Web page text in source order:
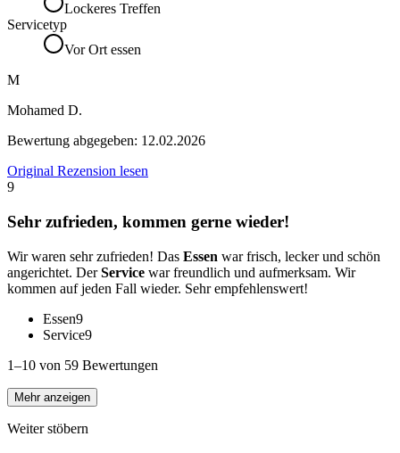
Lockeres Treffen
Servicetyp
Vor Ort essen
M
Mohamed D.
Bewertung abgegeben: 12.02.2026
Original Rezension lesen
9
Sehr zufrieden, kommen gerne wieder!
Wir waren sehr zufrieden! Das Essen war frisch, lecker und schön
angerichtet. DerService war freundlich und aufmerksam. Wir
kommen auf jeden Fall wieder. Sehr empfehlenswert!
Essen9
Service9
1–10 von 59 Bewertungen
Mehr anzeigen
Weiter stöbern